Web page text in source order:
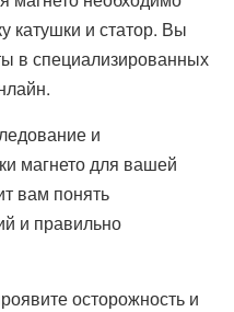
катушки и статор. Вы
в специализированных
и
магнето для вашей
вам понять
и правильно
осторожность и